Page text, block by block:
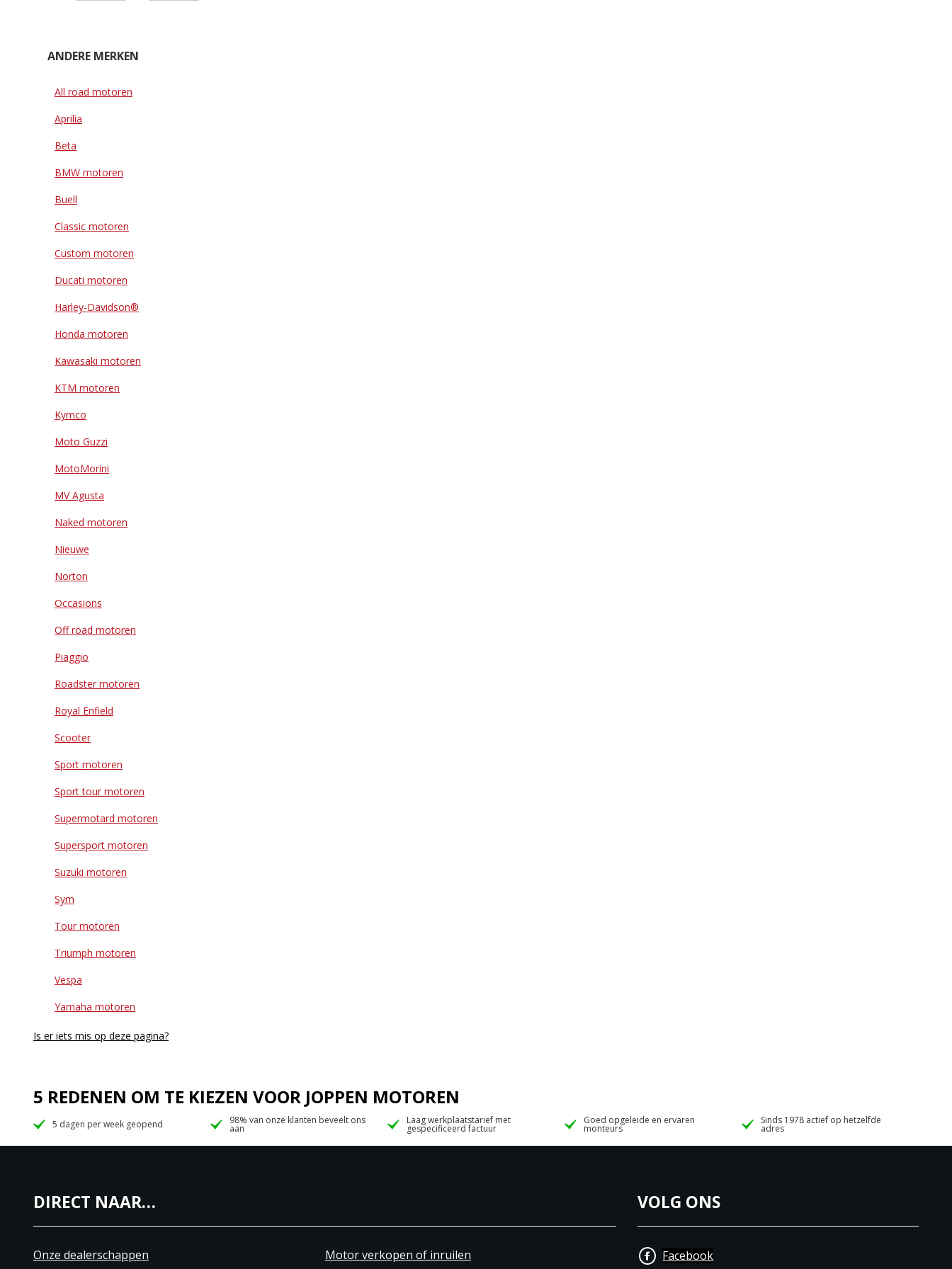
ANDERE MERKEN
All road motoren
Aprilia
Beta
BMW motoren
Buell
Classic motoren
Custom motoren
Ducati motoren
Harley-Davidson®
Honda motoren
Kawasaki motoren
KTM motoren
Kymco
Moto Guzzi
MotoMorini
MV Agusta
Naked motoren
Nieuwe
Norton
Occasions
Off road motoren
Piaggio
Roadster motoren
Royal Enfield
Scooter
Sport motoren
Sport tour motoren
Supermotard motoren
Supersport motoren
Suzuki motoren
Sym
Tour motoren
Triumph motoren
Vespa
Yamaha motoren
Is er iets mis op deze pagina?
5 REDENEN OM TE KIEZEN VOOR JOPPEN MOTOREN
5 dagen per week geopend 98% van onze klanten beveelt ons
aan
Laag werkplaatstarief met
gespecificeerd factuur
Goed opgeleide en ervaren
monteurs
Sinds 1978 actief op hetzelfde
adres
DIRECT NAAR…
Onze dealerschappen Motor verkopen of inruilen
VOLG ONS
Facebook